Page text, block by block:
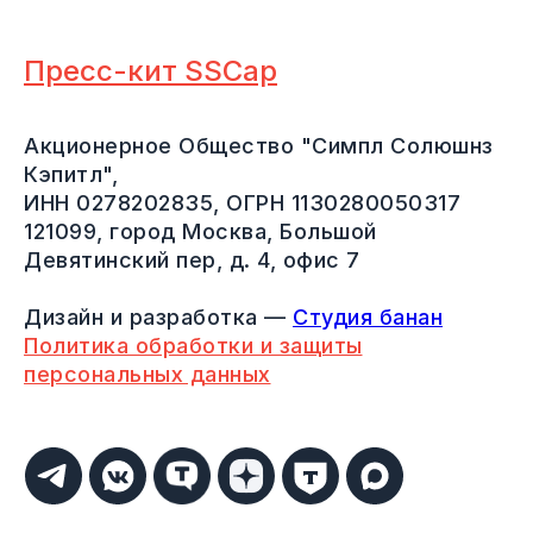
Пресс-кит SSCap
Акционерное Общество "Симпл Солюшнз
Кэпитл",
ИНН 0278202835, ОГРН 1130280050317
121099, город Москва, Большой
Девятинский пер, д. 4, офис 7
Дизайн и разработка — Студия банан
Политика обработки и защиты
персональных данных